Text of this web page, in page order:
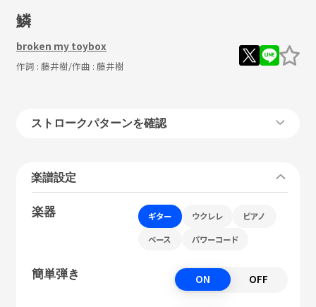
鱗
broken my toybox
作詞 : 藤井樹/作曲 : 藤井樹
ストロークパターンを確認
楽譜設定
楽器 ギター ウクレレ ピアノ
ベース パワーコード
簡単弾き ON OFF